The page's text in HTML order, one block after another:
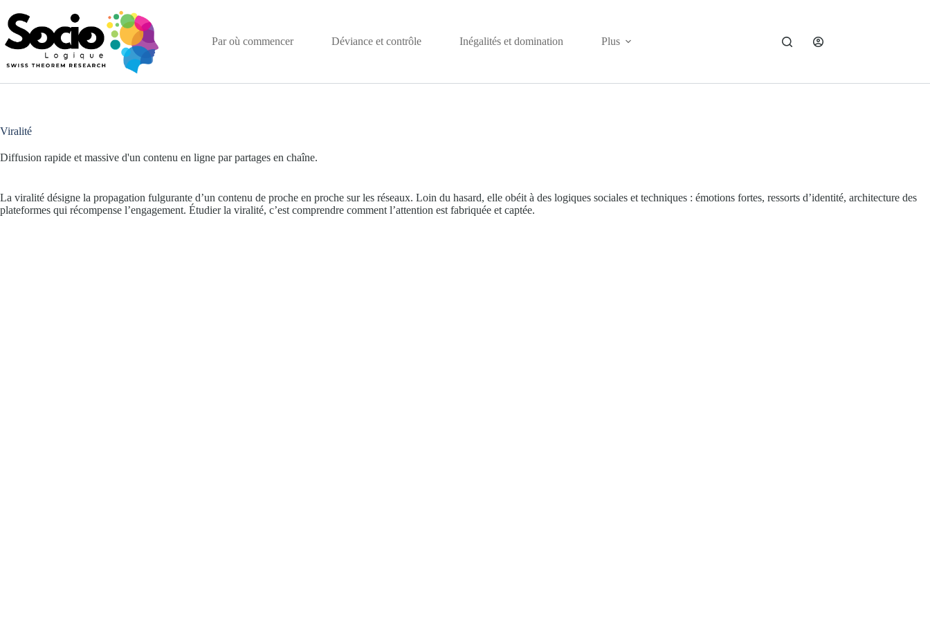
au
contenu
Par où commencer
Déviance et contrôle Inégalités et domination Plus
Viralité
Diffusion rapide et massive d'un contenu en ligne par partages en chaîne.
La viralité désigne la propagation fulgurante d’un contenu de proche en proche sur les réseaux. Loin du hasard, elle obéit à des logiques sociales et techniques : émotions fortes, ressorts d’identité, architecture des
plateformes qui récompense l’engagement. Étudier la viralité, c’est comprendre comment l’attention est fabriquée et captée.